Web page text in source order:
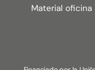
Material oficina